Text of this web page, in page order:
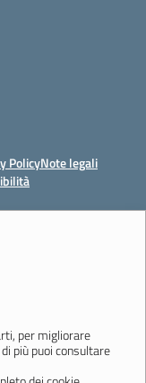
per migliorare
più puoi consultare
PolicyNote legali
Artigianale "Cattaneo -